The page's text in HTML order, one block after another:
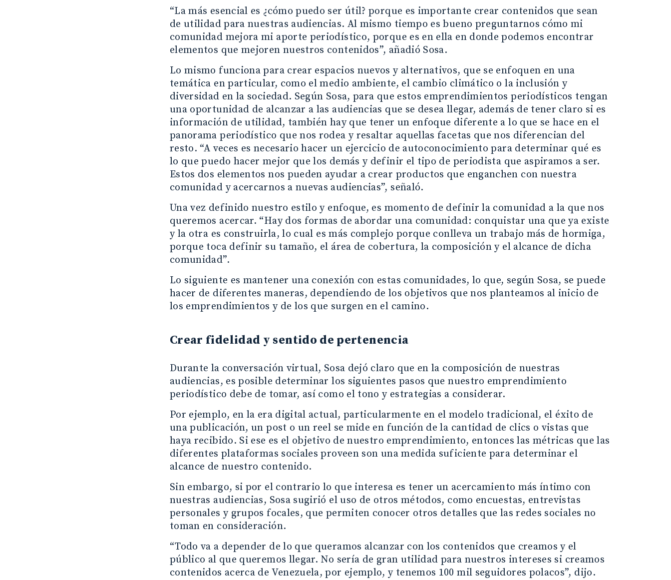
“La más esencial es ¿cómo puedo ser útil? porque es importante crear contenidos que sean
de utilidad para nuestras audiencias. Al mismo tiempo es bueno preguntarnos cómo mi
comunidad mejora mi aporte periodístico, porque es en ella en donde podemos encontrar
elementos que mejoren nuestros contenidos”, añadió Sosa.
Lo mismo funciona para crear espacios nuevos y alternativos, que se enfoquen en una
temática en particular, como el medio ambiente, el cambio climático o la inclusión y
diversidad en la sociedad. Según Sosa, para que estos emprendimientos periodísticos tengan
una oportunidad de alcanzar a las audiencias que se desea llegar, además de tener claro si es
información de utilidad, también hay que tener un enfoque diferente a lo que se hace en el
panorama periodístico que nos rodea y resaltar aquellas facetas que nos diferencian del
resto. “A veces es necesario hacer un ejercicio de autoconocimiento para determinar qué es
lo que puedo hacer mejor que los demás y definir el tipo de periodista que aspiramos a ser.
Estos dos elementos nos pueden ayudar a crear productos que enganchen con nuestra
comunidad y acercarnos a nuevas audiencias”, señaló.
Una vez definido nuestro estilo y enfoque, es momento de definir la comunidad a la que nos
queremos acercar. “Hay dos formas de abordar una comunidad: conquistar una que ya existe
y la otra es construirla, lo cual es más complejo porque conlleva un trabajo más de hormiga,
porque toca definir su tamaño, el área de cobertura, la composición y el alcance de dicha
comunidad”.
Lo siguiente es mantener una conexión con estas comunidades, lo que, según Sosa, se puede
hacer de diferentes maneras, dependiendo de los objetivos que nos planteamos al inicio de
los emprendimientos y de los que surgen en el camino.
Crear fidelidad y sentido de pertenencia
Durante la conversación virtual, Sosa dejó claro que en la composición de nuestras
audiencias, es posible determinar los siguientes pasos que nuestro emprendimiento
periodístico debe de tomar, así como el tono y estrategias a considerar.
Por ejemplo, en la era digital actual, particularmente en el modelo tradicional, el éxito de
una publicación, un post o un reel se mide en función de la cantidad de clics o vistas que
haya recibido. Si ese es el objetivo de nuestro emprendimiento, entonces las métricas que las
diferentes plataformas sociales proveen son una medida suficiente para determinar el
alcance de nuestro contenido.
Sin embargo, si por el contrario lo que interesa es tener un acercamiento más íntimo con
nuestras audiencias, Sosa sugirió el uso de otros métodos, como encuestas, entrevistas
personales y grupos focales, que permiten conocer otros detalles que las redes sociales no
toman en consideración.
“Todo va a depender de lo que queramos alcanzar con los contenidos que creamos y el
público al que queremos llegar. No sería de gran utilidad para nuestros intereses si creamos
contenidos acerca de Venezuela, por ejemplo, y tenemos 100 mil seguidores polacos”, dijo.